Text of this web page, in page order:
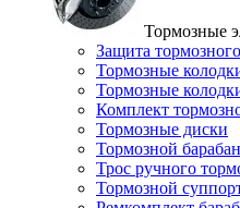
Тормозные
Защита
Тормозные
Тормозные
Комплект
Тормозные диски
Тормозной барабан
Трос ручного
Тормозной